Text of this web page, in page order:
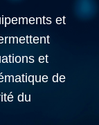
et
et
de
du